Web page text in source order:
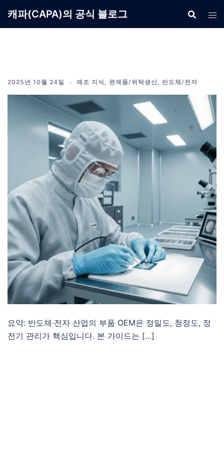
캐파(CAPA)의 공식 블로그
2025년 10월 24일 제조 지식 , 완제품/위탁생산, 반도체/전자
요약: 반도체·전자 산업의 부품 OEM은 정밀도, 청정도, 정
전기 관리가 핵심입니다. 본 가이드는 […]